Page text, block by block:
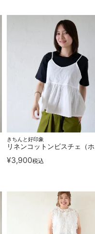
きちんと好印象
リネンコットンビスチェ（ホ
¥3,900税込